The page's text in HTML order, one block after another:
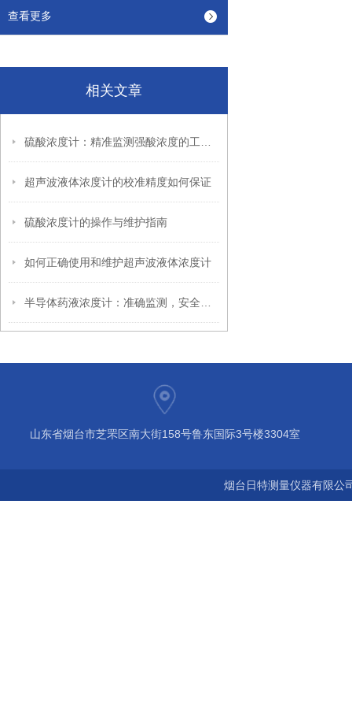
查看更多
相关文章
超声波液体浓度计的校准精度如何保证
硫酸浓度计的操作与维护指南
如何正确使用和维护超声波液体浓度计
山东省烟台市芝罘区南大街158号鲁东国际3号楼3304室
烟台日特测量仪器有限